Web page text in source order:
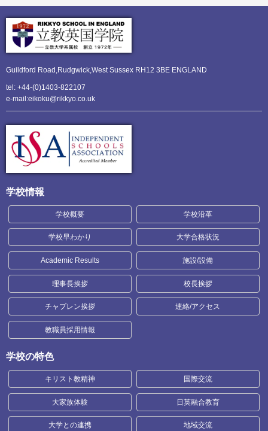
Guildford Road,Rudgwick,West Sussex RH12 3BE ENGLAND
tel: +44-(0)1403-822107
e-mail:eikoku@rikkyo.co.uk
学校情報
学校概要 学校沿革
学校早わかり 大学合格状況
Academic Results 施設/設備
理事長挨拶 校長挨拶
チャプレン挨拶 連絡/アクセス
教職員採用情報
学校の特色
キリスト教精神 国際交流
大家族体験 日英融合教育
大学との連携 地域交流